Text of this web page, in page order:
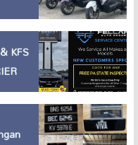
KFS